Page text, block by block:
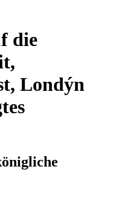
die
Londýn